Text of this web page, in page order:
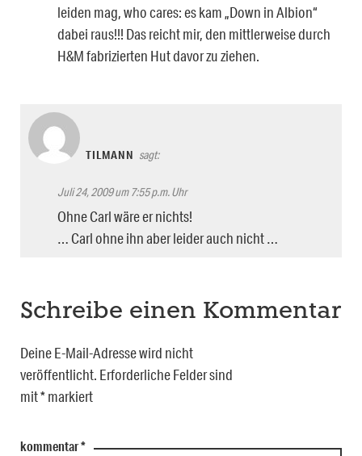
leiden mag, who cares: es kam „Down in Albion“
dabei raus!!! Das reicht mir, den mittlerweise durch
H&M fabrizierten Hut davor zu ziehen.
TILMANN sagt:
Juli 24, 2009 um 7:55 p.m. Uhr
Ohne Carl wäre er nichts!
… Carl ohne ihn aber leider auch nicht …
Schreibe einen Kommentar
Deine E-Mail-Adresse wird nicht
veröffentlicht. Erforderliche Felder sind
mit*markiert
kommentar*